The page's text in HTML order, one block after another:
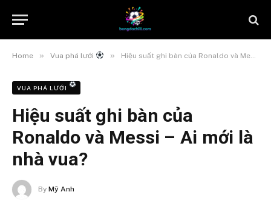
Home » Vua phá lưới » Hiệu suất ghi bàn của Ronaldo và Messi – Ai mới là nhà vua?
VUA PHÁ LƯỚI
Hiệu suất ghi bàn của
Ronaldo và Messi – Ai mới là
nhà vua?
By Mỹ Anh